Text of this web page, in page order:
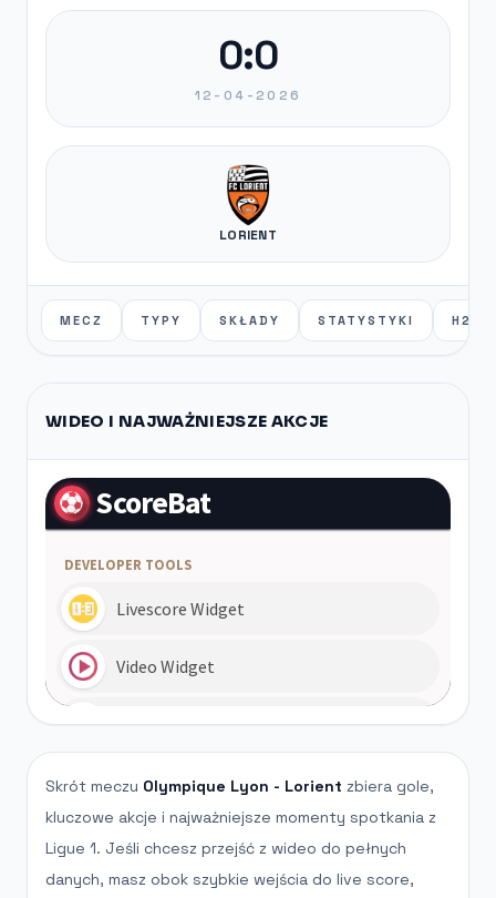
0:0
12-04-2026
LORIENT
MECZ TYPY SKŁADY STATYSTYKI H2H
WIDEO I NAJWAŻNIEJSZE AKCJE
Skrót meczu Olympique Lyon - Lorient zbiera gole,
kluczowe akcje i najważniejsze momenty spotkania z
Ligue 1. Jeśli chcesz przejść z wideo do pełnych
danych, masz obok szybkie wejścia do live score,